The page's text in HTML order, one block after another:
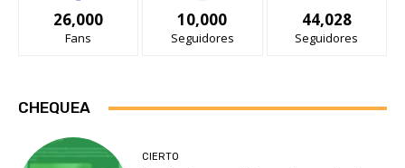
26,000
Fans
10,000
Seguidores
44,028
Seguidores
CHEQUEA
CIERTO